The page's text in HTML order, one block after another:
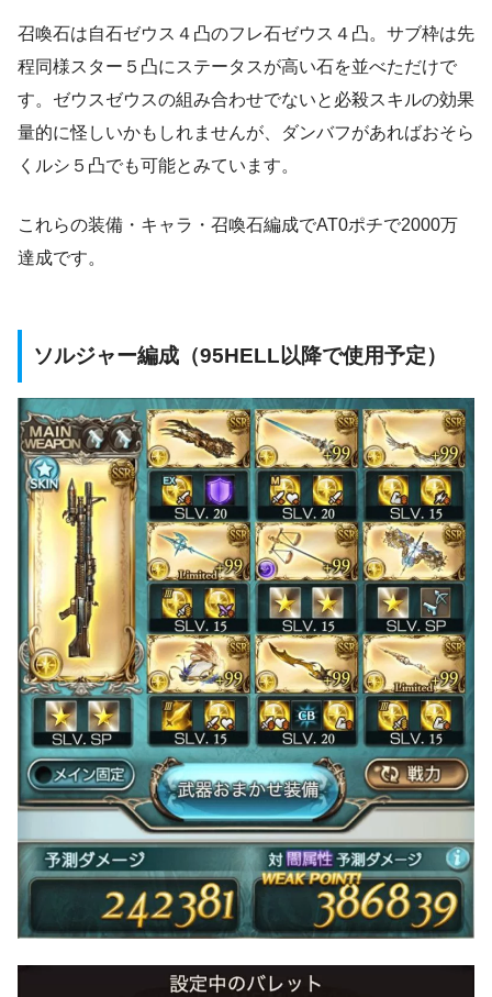
召喚石は自石ゼウス４凸のフレ石ゼウス４凸。サブ枠は先
程同様スター５凸にステータスが高い石を並べただけで
す。ゼウスゼウスの組み合わせでないと必殺スキルの効果
量的に怪しいかもしれませんが、ダンバフがあればおそら
くルシ５凸でも可能とみています。
これらの装備・キャラ・召喚石編成でAT0ポチで2000万
達成です。
ソルジャー編成（95HELL以降で使用予定）